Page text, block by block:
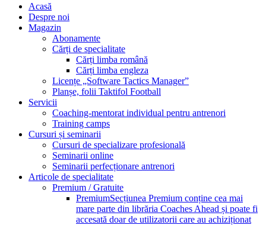
Acasă
Despre noi
Magazin
Abonamente
Cărți de specialitate
Cărți limba română
Cărți limba engleza
Licențe „Software Tactics Manager”
Planșe, folii Taktifol Football
Servicii
Coaching-mentorat individual pentru antrenori
Training camps
Cursuri și seminarii
Cursuri de specializare profesională
Seminarii online
Seminarii perfecționare antrenori
Articole de specialitate
Premium / Gratuite
PremiumSecțiunea Premium conține cea mai
mare parte din librăria Coaches Ahead și poate fi
accesată doar de utilizatorii care au achiziționat